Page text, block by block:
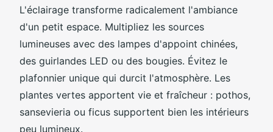
L'éclairage transforme radicalement l'ambiance
d'un petit espace. Multipliez les sources
lumineuses avec des lampes d'appoint chinées,
des guirlandes LED ou des bougies. Évitez le
plafonnier unique qui durcit l'atmosphère. Les
plantes vertes apportent vie et fraîcheur : pothos,
sansevieria ou ficus supportent bien les intérieurs
peu lumineux.